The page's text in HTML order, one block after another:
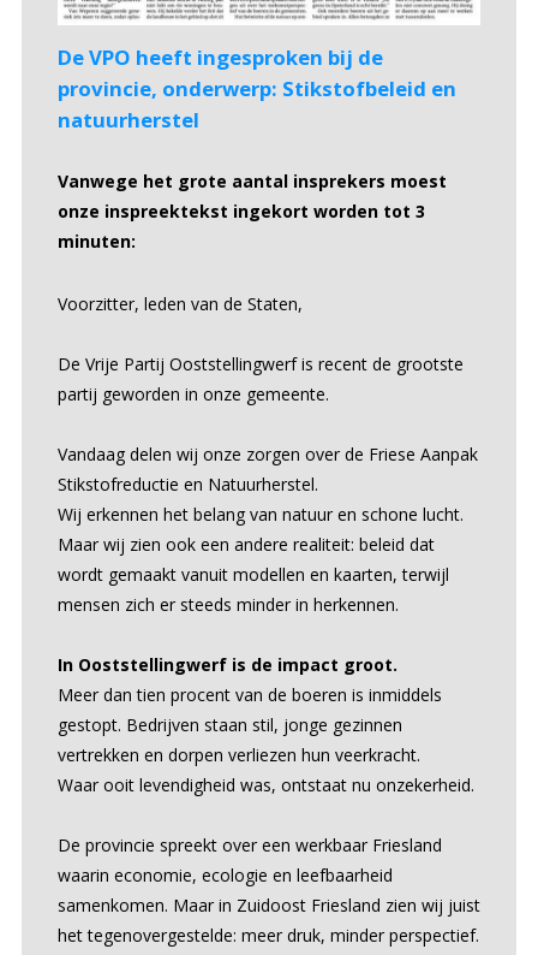
De VPO heeft ingesproken bij de
provincie, onderwerp: Stikstofbeleid en
natuurherstel
Vanwege het grote aantal insprekers moest
onze inspreektekst ingekort worden tot 3
minuten:
Voorzitter, leden van de Staten,
De Vrije Partij Ooststellingwerf is recent de grootste
partij geworden in onze gemeente.
Vandaag delen wij onze zorgen over de Friese Aanpak
Stikstofreductie en Natuurherstel.
Wij erkennen het belang van natuur en schone lucht.
Maar wij zien ook een andere realiteit: beleid dat
wordt gemaakt vanuit modellen en kaarten, terwijl
mensen zich er steeds minder in herkennen.
In Ooststellingwerf is de impact groot.
Meer dan tien procent van de boeren is inmiddels
gestopt. Bedrijven staan stil, jonge gezinnen
vertrekken en dorpen verliezen hun veerkracht.
Waar ooit levendigheid was, ontstaat nu onzekerheid.
De provincie spreekt over een werkbaar Friesland
waarin economie, ecologie en leefbaarheid
samenkomen. Maar in Zuidoost Friesland zien wij juist
het tegenovergestelde: meer druk, minder perspectief.